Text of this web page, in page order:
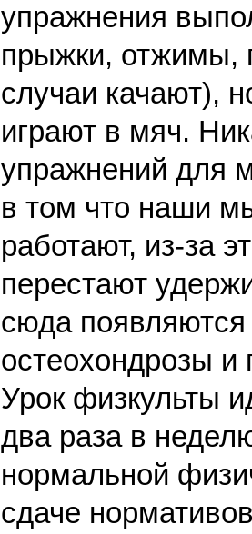
упражнения
прыжки, отжимы,
случаи качают),
играют в мяч.
упражнений для
в том что наши
работают, из-за
перестают
сюда появляются
остеохондрозы и
Урок физкульты
два раза в
нормальной
сдаче